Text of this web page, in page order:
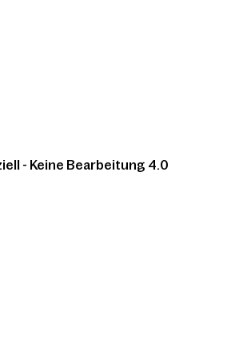
- Keine Bearbeitung 4.0